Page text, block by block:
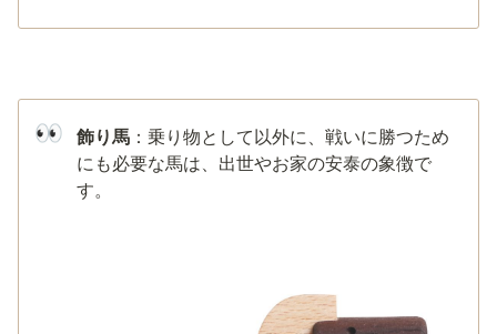
👀 飾り馬 ：乗り物として以外に、戦いに勝つため
にも必要な馬は、出世やお家の安泰の象徴で
す。